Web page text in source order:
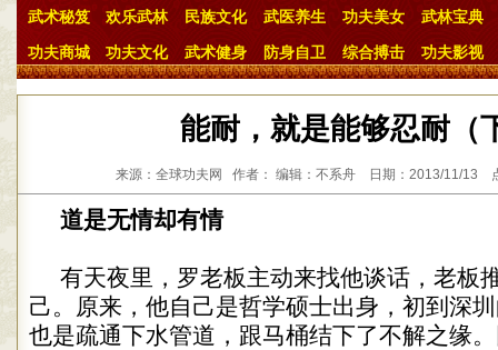
武术秘笈 欢乐武林 民族文化 武医养生 功夫美女 武林宝典
功夫商城 功夫文化 武术健身 防身自卫 综合搏击 功夫影视
能耐，就是能够忍耐（
来源：全球功夫网 作者： 编辑：不系舟 日期：2013/11/13
道是无情却有情
有天夜里，罗老板主动来找他谈话，老板
己。原来，他自己是哲学硕士出身，初到深
也是疏通下水管道，跟马桶结下了不解之缘